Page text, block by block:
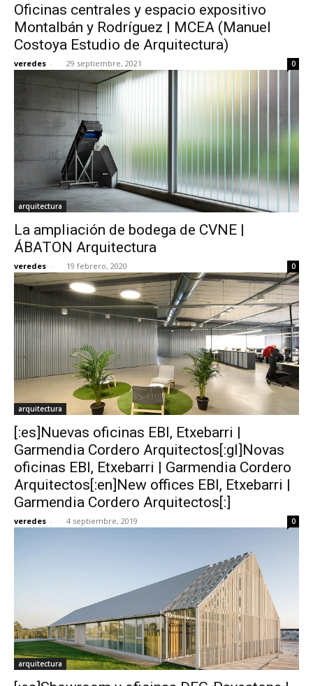
Oficinas centrales y espacio expositivo
Montalbán y Rodríguez | MCEA (Manuel
Costoya Estudio de Arquitectura)
veredes - 29 septiembre, 2021 0
arquitectura
La ampliación de bodega de CVNE |
ÁBATON Arquitectura
veredes - 19 febrero, 2020 0
arquitectura
[:es]Nuevas oficinas EBI, Etxebarri |
Garmendia Cordero Arquitectos[:gl]Novas
oficinas EBI, Etxebarri | Garmendia Cordero
Arquitectos[:en]New offices EBI, Etxebarri |
Garmendia Cordero Arquitectos[:]
veredes - 4 septiembre, 2019 0
arquitectura